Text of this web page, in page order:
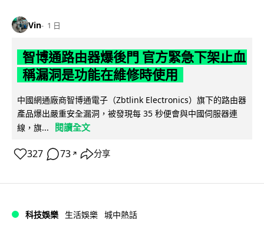
Vin 1 日
智博通路由器爆後門 官方緊急下架止血
稱漏洞是功能在維修時使用
中國網通廠商智博通電子（Zbtlink Electronics）旗下的路由器
產品爆出嚴重安全漏洞，被發現每 35 秒便會與中國伺服器連
線，旗...
閱讀全文
327 73 ↗ 分享
科技娛樂 生活娛樂 城中熱話